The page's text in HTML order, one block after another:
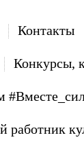
Контакты
Конкурсы,
работник